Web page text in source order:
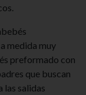
medida muy
preformado con
que buscan
las salidas